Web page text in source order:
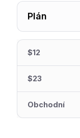
Plán
$12
$23
Obchodní